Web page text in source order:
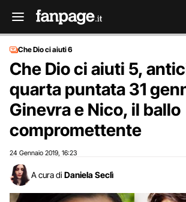
Che Dio ci aiuti 6
Che Dio ci aiuti 5,
quarta puntata 31
Ginevra e Nico, il ballo
compromettente
24 Gennaio 2019 16:23
A cura di Daniela Seclì